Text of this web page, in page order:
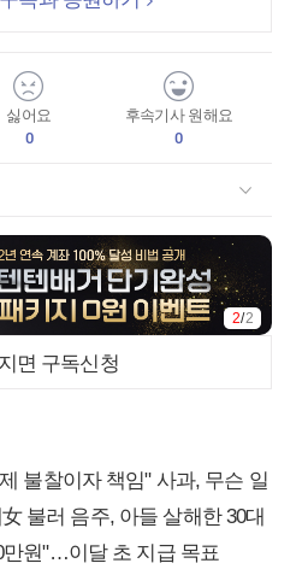
싫어요
0
후속기사 원해요
0
2/2
면 구독신청
불찰이자 책임" 사과, 무슨 일
불러 음주, 아들 살해한 30대
만원"…이달 초 지급 목표